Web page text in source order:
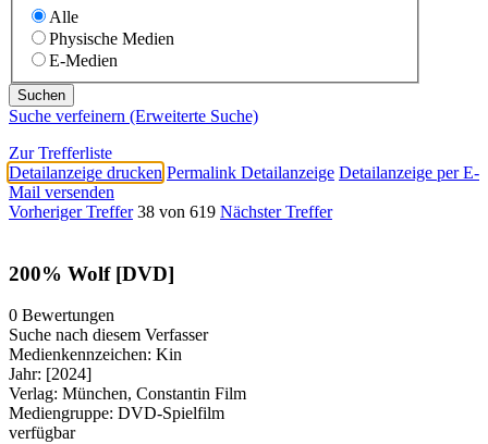
Alle
Physische Medien
E-Medien
Suche verfeinern (Erweiterte Suche)
Zur Trefferliste
Detailanzeige drucken Permalink Detailanzeige Detailanzeige per E-
Mail versenden
Vorheriger Treffer 38 von 619 Nächster Treffer
200% Wolf [DVD]
0 Bewertungen
Suche nach diesem Verfasser
Medienkennzeichen: Kin
Jahr: [2024]
Verlag: München, Constantin Film
Mediengruppe: DVD-Spielfilm
verfügbar